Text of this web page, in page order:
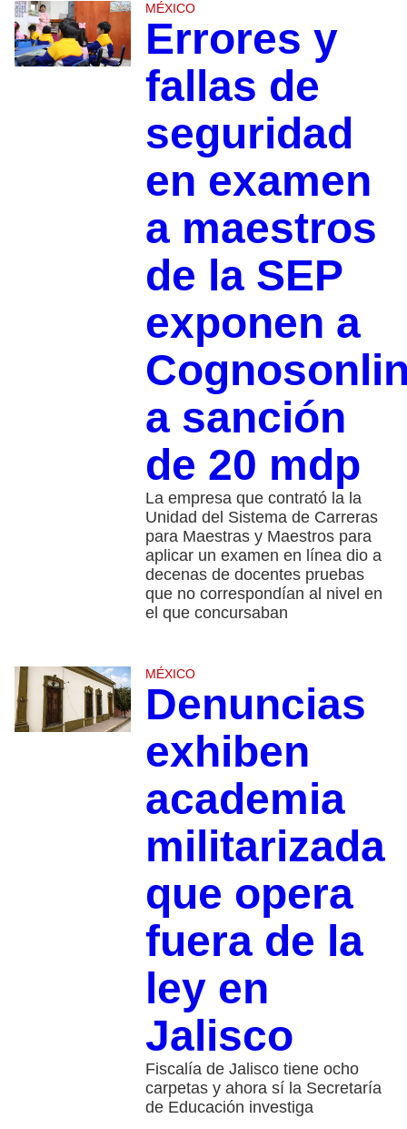
MÉXICO
Errores y
fallas de
seguridad
en examen
a maestros
de la SEP
exponen a
a sanción
de 20 mdp
La empresa que contrató la la
Unidad del Sistema de Carreras
para Maestras y Maestros para
aplicar un examen en línea dio a
decenas de docentes pruebas
que no correspondían al nivel en
el que concursaban
MÉXICO
Denuncias
exhiben
academia
militarizada
que opera
fuera de la
ley en
Jalisco
Fiscalía de Jalisco tiene ocho
carpetas y ahora sí la Secretaría
de Educación investiga